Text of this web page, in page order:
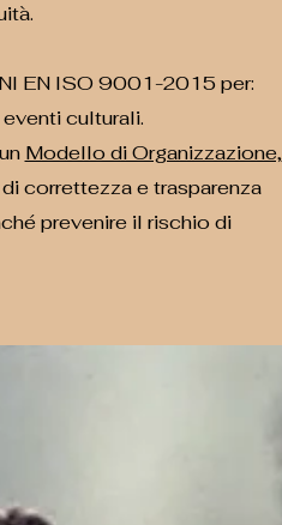
EN ISO 9001-2015 per:
culturali.
Modello di Organizzazione,
correttezza e trasparenza
prevenire il rischio di